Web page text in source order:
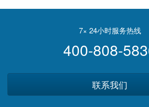
皇马一胜一平
7× 24小时服务热线
400-808-
联系我们